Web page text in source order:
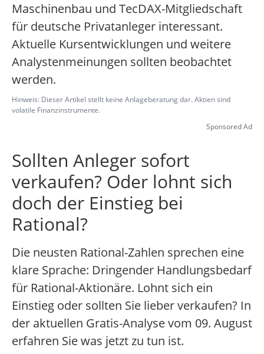
Maschinenbau und TecDAX-Mitgliedschaft
für deutsche Privatanleger interessant.
Aktuelle Kursentwicklungen und weitere
Analystenmeinungen sollten beobachtet
werden.
Hinweis: Dieser Artikel stellt keine Anlageberatung dar. Aktien sind
volatile Finanzinstrumente.
Sponsored Ad
Sollten Anleger sofort
verkaufen? Oder lohnt sich
doch der Einstieg bei
Rational?
Die neusten Rational-Zahlen sprechen eine
klare Sprache: Dringender Handlungsbedarf
für Rational-Aktionäre. Lohnt sich ein
Einstieg oder sollten Sie lieber verkaufen? In
der aktuellen Gratis-Analyse vom 09. August
erfahren Sie was jetzt zu tun ist.